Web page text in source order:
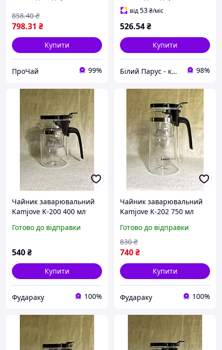
798.31 ₴
858.40 ₴
Купити
ПроЧай 99%
Helios 6702
від53₴/міс
526.54₴
Купити
Білий Парус - комплексне обслуговування в сегменті HoReCa та B2B 98%
Чайник заварювальний
Kamjove K-200 400 мл
Готово до відправки
540₴
Купити
Фудараку 100%
Чайник заварювальний
Kamjove К-202 750 мл
Готово до відправки
740₴
830 ₴
Купити
Фудараку 100%